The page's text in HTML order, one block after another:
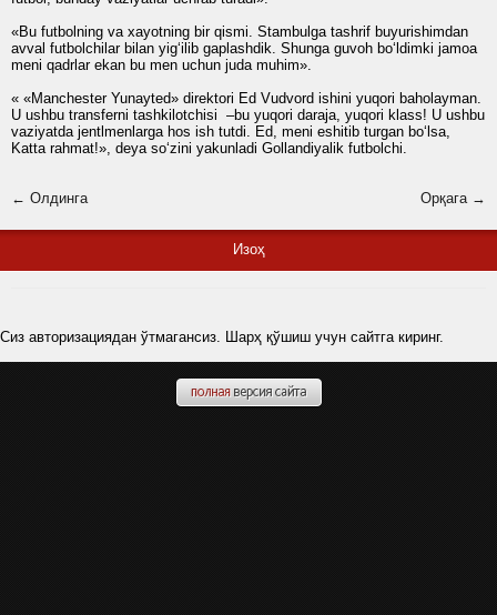
«Bu futbolning va xayotning bir qismi. Stambulga tashrif buyurishimdan
avval futbolchilar bilan yig‘ilib gaplashdik. Shunga guvoh bo‘ldimki jamoa
meni qadrlar ekan bu men uchun juda muhim».
« «Manchester Yunayted» direktori Ed Vudvord ishini yuqori baholayman.
U ushbu transferni tashkilotchisi –bu yuqori daraja, yuqori klass! U ushbu
vaziyatda jentlmenlarga hos ish tutdi. Ed, meni eshitib turgan bo‘lsa,
Katta rahmat!», deya so‘zini yakunladi Gollandiyalik futbolchi.
← Олдинга Орқага →
Изоҳ
Сиз авторизациядан ўтмагансиз. Шарҳ қўшиш учун сайтга киринг.